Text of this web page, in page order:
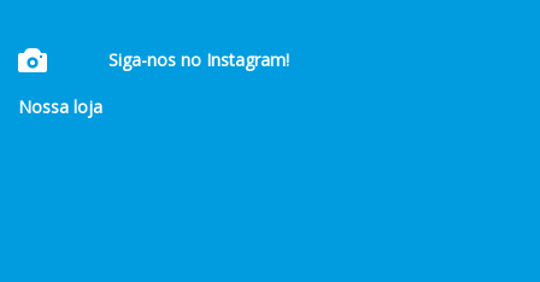
Siga-nos no Instagram!
Nossa loja